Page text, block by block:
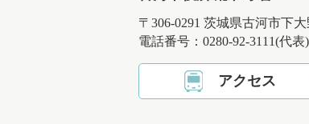
〒306-0291 茨城県古河市下
電話番号：0280-92-3111(代表)
アクセス